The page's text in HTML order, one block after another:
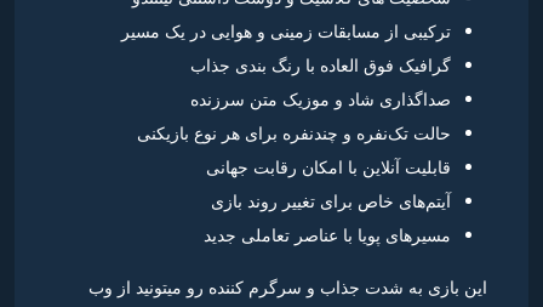
ترکیبی از مسابقات زمینی و هوایی در یک مسیر
گرافیک فوق العاده با رنگ بندی جذاب
صداگذاری شاد و موزیک متن سرزنده
حالت تک‌نفره و چندنفره برای هر نوع بازیکنی
قابلیت آنلاین با امکان رقابت جهانی
آیتم‌های خاص برای تغییر روند بازی
مسیرهای پویا با عناصر تعاملی جدید
این بازی به شدت جذاب و سرگرم کننده رو میتونید از وب